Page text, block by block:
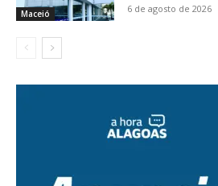
Maceió 6 de agosto de 2026